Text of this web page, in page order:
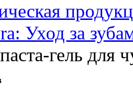
Уход за
гель для